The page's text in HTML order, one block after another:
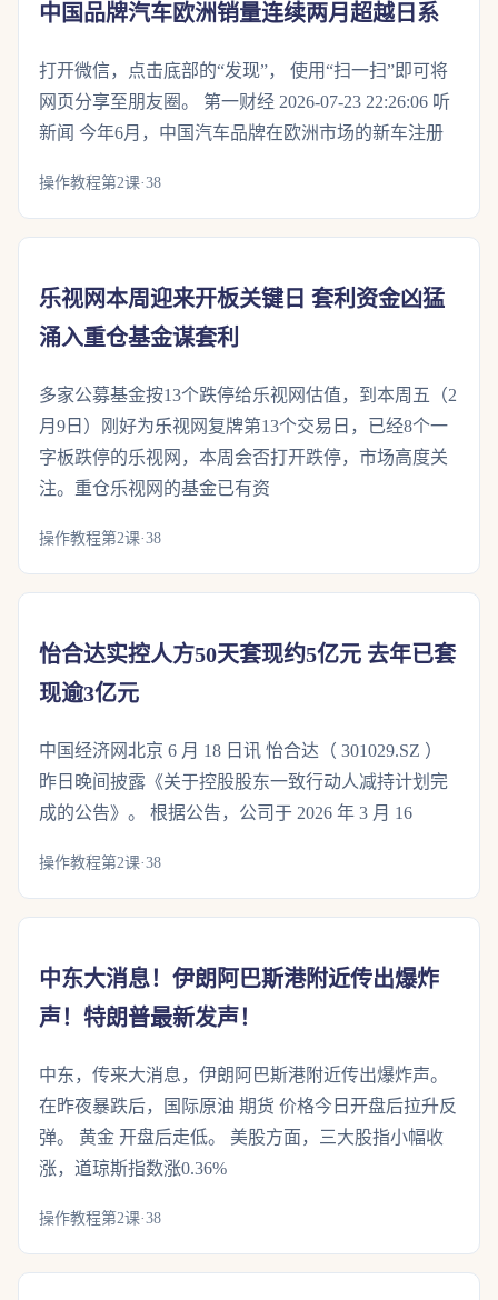
中国品牌汽车欧洲销量连续两月超越日系
打开微信，点击底部的“发现”， 使用“扫一扫”即可将
网页分享至朋友圈。 第一财经 2026-07-23 22:26:06 听
新闻 今年6月，中国汽车品牌在欧洲市场的新车注册
操作教程第2课·38
乐视网本周迎来开板关键日 套利资金凶猛
涌入重仓基金谋套利
多家公募基金按13个跌停给乐视网估值，到本周五（2
月9日）刚好为乐视网复牌第13个交易日，已经8个一
字板跌停的乐视网，本周会否打开跌停，市场高度关
注。重仓乐视网的基金已有资
操作教程第2课·38
怡合达实控人方50天套现约5亿元 去年已套
现逾3亿元
中国经济网北京 6 月 18 日讯 怡合达（ 301029.SZ ）
昨日晚间披露《关于控股股东一致行动人减持计划完
成的公告》。 根据公告，公司于 2026 年 3 月 16
操作教程第2课·38
中东大消息！伊朗阿巴斯港附近传出爆炸
声！特朗普最新发声！
中东，传来大消息，伊朗阿巴斯港附近传出爆炸声。
在昨夜暴跌后，国际原油 期货 价格今日开盘后拉升反
弹。 黄金 开盘后走低。 美股方面，三大股指小幅收
涨，道琼斯指数涨0.36%
操作教程第2课·38